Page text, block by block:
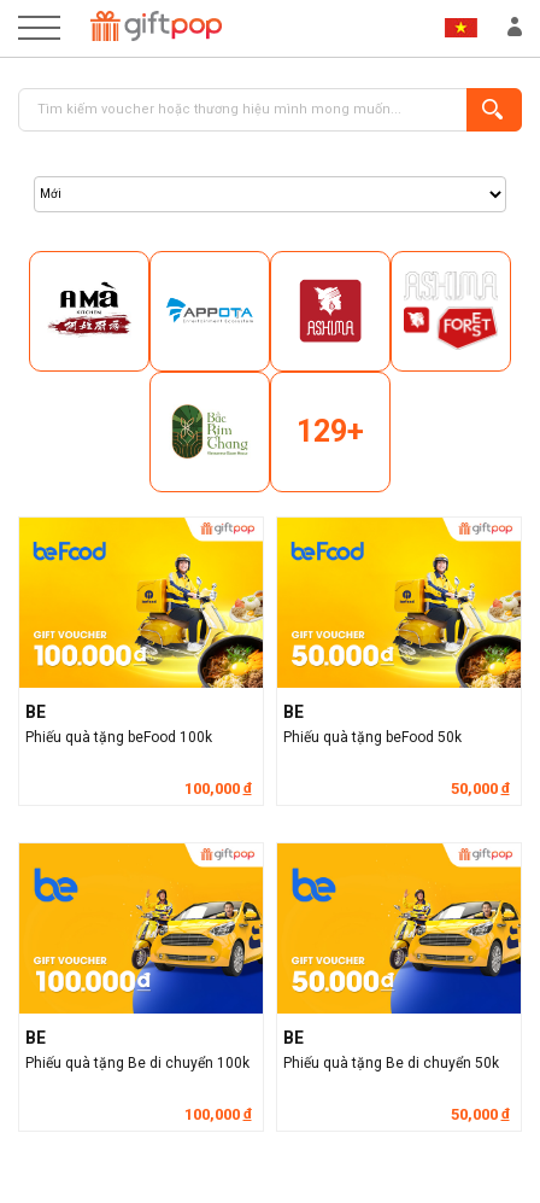
ĐĂNG KÝ
129+
BE
Phiếu quà tặng beFood 100k
100,000 đ
BE
Phiếu quà tặng beFood 50k
50,000 đ
BE
Phiếu quà tặng Be di chuyển 100k
100,000 đ
BE
Phiếu quà tặng Be di chuyển 50k
50,000 đ